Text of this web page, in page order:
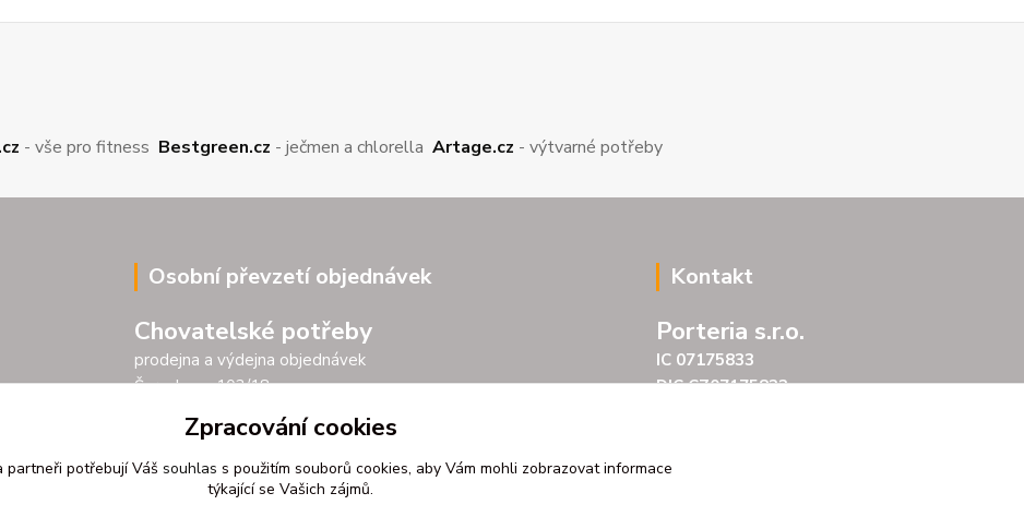
- vše pro fitness Bestgreen.cz - ječmen a chlorella Artage.cz - výtvarné potřeby
Osobní převzetí objednávek
Chovatelské potřeby
prodejna a výdejna objednávek
Šarochova 103/18
25001 Brandýs nad Labem
Po - Pá 9.00 - 17.00
So 9.00 - 11.30
Kontakt
Porteria s.r.o.
IC 07175833
DIC CZ07175833
tel. +420 604272889
Zpracování cookies
partneři potřebují Váš souhlas s použitím souborů cookies, aby Vám mohli zobrazovat informace
týkající se Vašich zájmů.